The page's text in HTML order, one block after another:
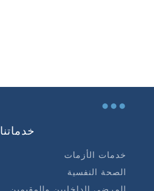
...
خدماتنا
خدمات الأزمات
الصحة النفسية